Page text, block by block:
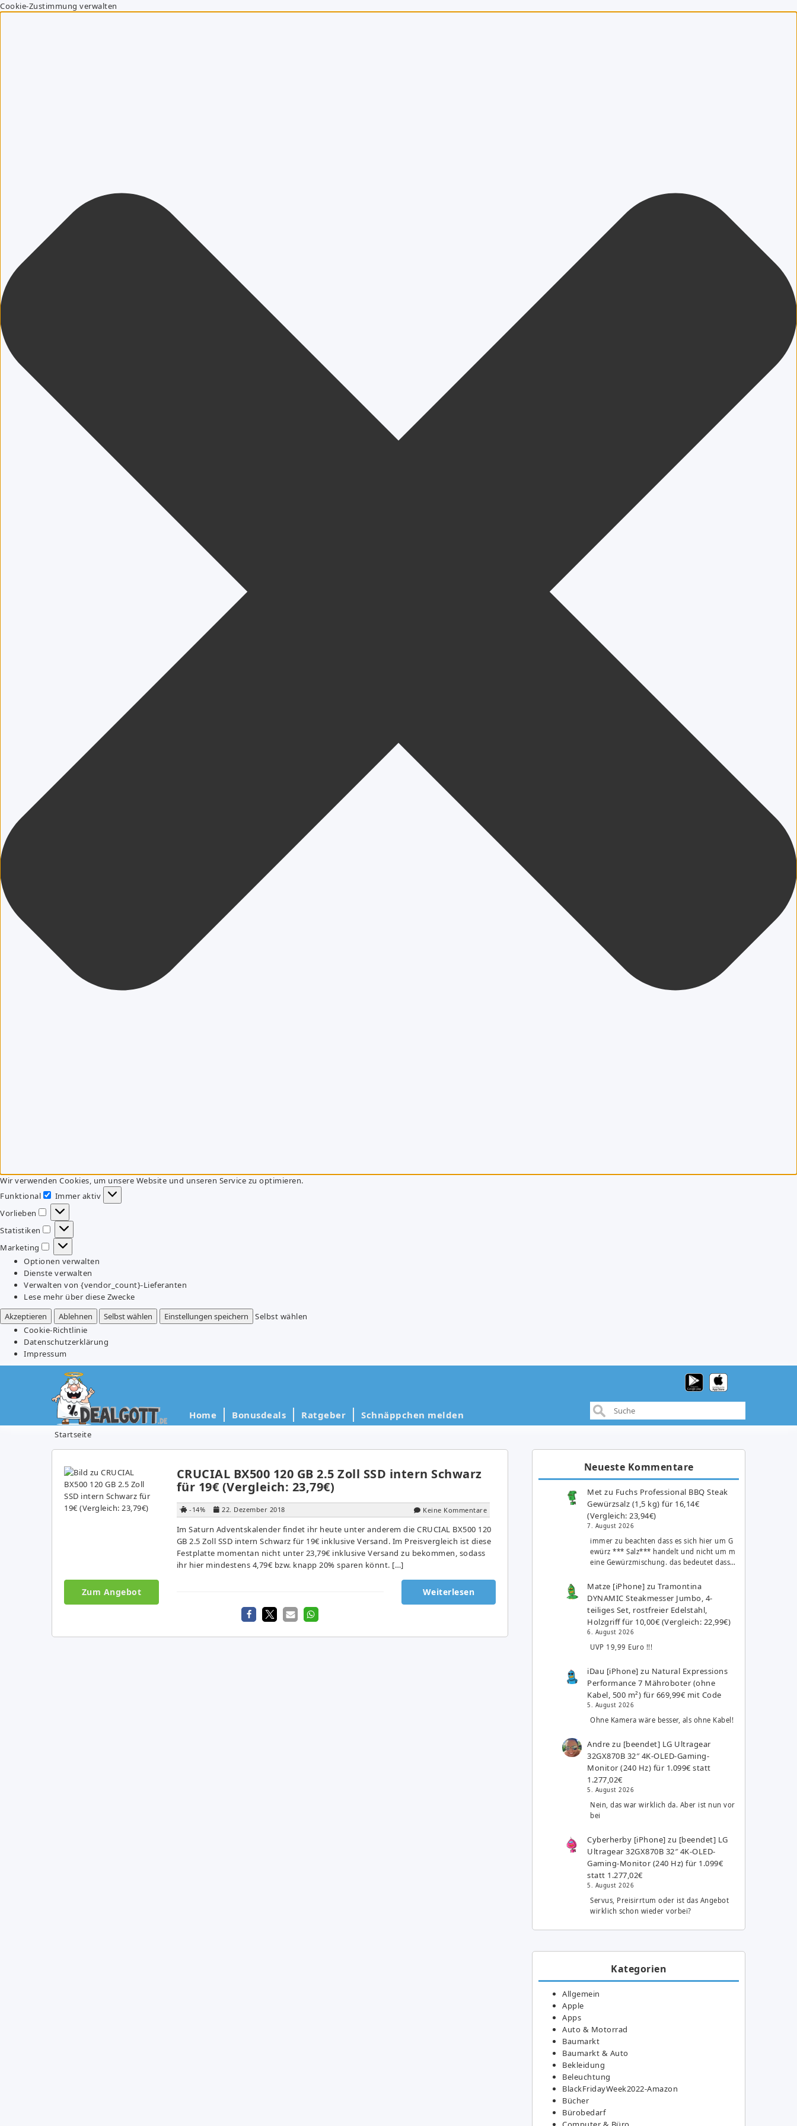
Cookie-Zustimmung verwalten
Wir verwenden Cookies, um unsere Website und unseren Service zu optimieren.
Funktional
Funktional
Immer aktiv
Vorlieben
Vorlieben
Statistiken
Statistiken
Marketing
Marketing
Optionen verwalten
Dienste verwalten
Verwalten von {vendor_count}-Lieferanten
Lese mehr über diese Zwecke
Akzeptieren
Ablehnen Selbst wählen Einstellungen speichern
Selbst wählen
Cookie-Richtlinie
Datenschutzerklärung
Impressum
Home Bonusdeals Ratgeber Schnäppchen melden
Startseite
CRUCIAL BX500 120 GB 2.5 Zoll SSD intern Schwarz
für 19€ (Vergleich: 23,79€)
-14% 22. Dezember 2018 Keine Kommentare
Im Saturn Adventskalender findet ihr heute unter anderem die CRUCIAL BX500 120
GB 2.5 Zoll SSD intern Schwarz für 19€ inklusive Versand. Im Preisvergleich ist diese
Festplatte momentan nicht unter 23,79€ inklusive Versand zu bekommen, sodass
ihr hier mindestens 4,79€ bzw. knapp 20% sparen könnt. […]
Zum Angebot Weiterlesen
Neueste Kommentare
Met zu Fuchs Professional BBQ Steak
Gewürzsalz (1,5 kg) für 16,14€
(Vergleich: 23,94€)
7. August 2026
immer zu beachten dass es sich hier um G
ewürz *** Salz*** handelt und nicht um m
eine Gewürzmischung. das bedeutet dass…
Matze [iPhone] zuTramontina
DYNAMIC Steakmesser Jumbo, 4-
teiliges Set, rostfreier Edelstahl,
Holzgriff für 10,00€ (Vergleich: 22,99€)
6. August 2026
UVP 19,99 Euro !!!
iDau [iPhone] zu Natural Expressions
Performance 7 Mähroboter (ohne
Kabel, 500 m²) für 669,99€ mit Code
5. August 2026
Ohne Kamera wäre besser, als ohne Kabel!
Andre zu [beendet] LG Ultragear
32GX870B 32″ 4K-OLED-Gaming-
Monitor (240 Hz) für 1.099€ statt
1.277,02€
5. August 2026
Nein, das war wirklich da. Aber ist nun vor
bei
Cyberherby [iPhone] zu [beendet] LG
Ultragear 32GX870B 32″ 4K-OLED-
Gaming-Monitor (240 Hz) für 1.099€
statt 1.277,02€
5. August 2026
Servus, Preisirrtum oder ist das Angebot
wirklich schon wieder vorbei?
Kategorien
Allgemein
Apple
Apps
Auto & Motorrad
Baumarkt
Baumarkt & Auto
Bekleidung
Beleuchtung
BlackFridayWeek2022-Amazon
Bücher
Bürobedarf